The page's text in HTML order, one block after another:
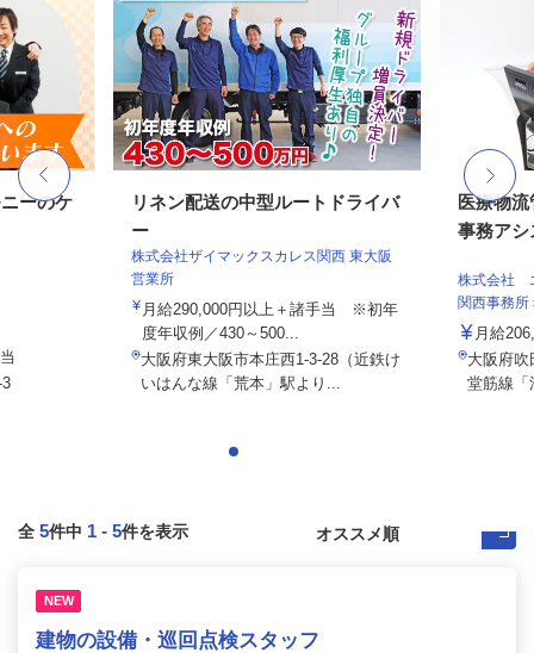
ーのケ
リネン配送の中型ルートドライバ
ー
株式会社ザイマックスカレス関西 東大阪
営業所
月給290,000円以上＋諸手当 ※初年
度年収例／430～500...
大阪府東大阪市本庄西1-3-28（近鉄け
いはんな線「荒本」駅より...
医療物
事務アシ
株式会社
関西事務所
月給
大阪府吹
堂筋線「
全 5件中 1 - 5件を表示
NEW
建物の設備・巡回点検スタッフ